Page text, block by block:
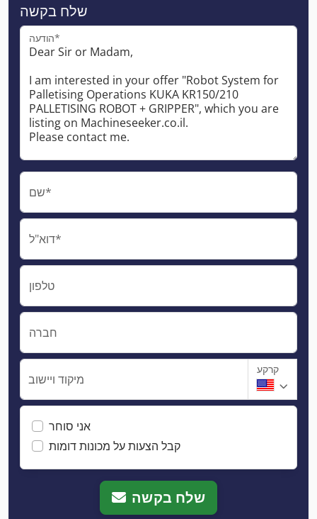
שלח בקשה
הודעה*
שם*
דוא"ל*
טלפון
חברה
מיקוד ויישוב
קרקע
אני סוחר
קבל הצעות על מכונות דומות
שלח בקשה